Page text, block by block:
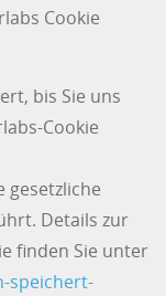
Cookie
bis Sie uns
Cookie
gesetzliche
Details zur
finden Sie unter
speichert-